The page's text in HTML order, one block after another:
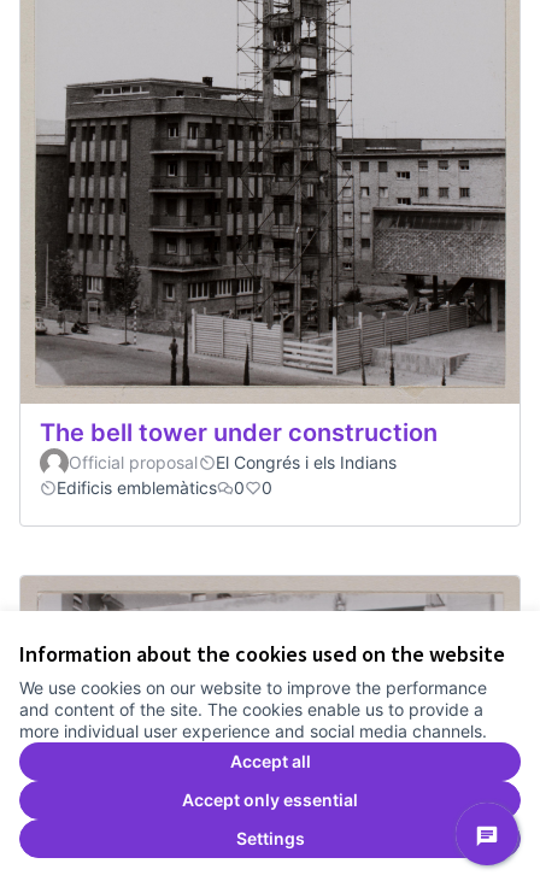
Information about the cookies used on the website
We use cookies on our website to improve the performance
and content of the site. The cookies enable us to provide a
more individual user experience and social media channels.
Accept all
Accept only essential
Settings
The bell tower under construction
Official proposal
El Congrés i els Indians
Edificis emblemàtics
0 0